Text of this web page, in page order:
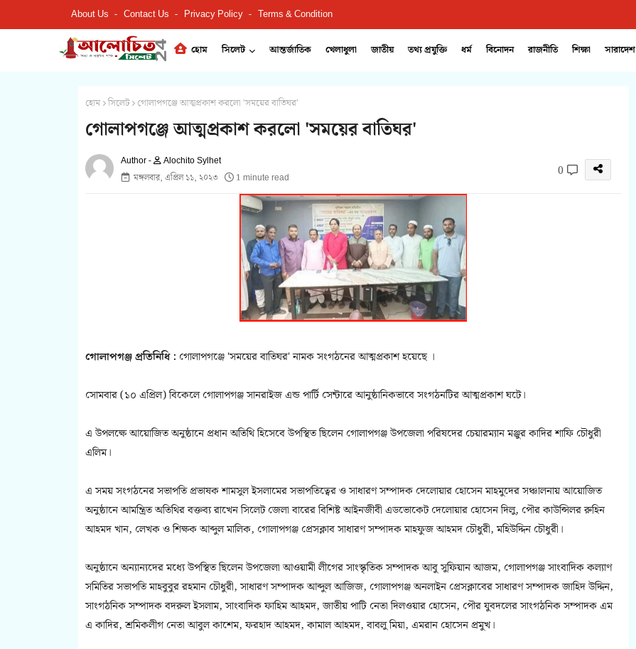
About Us Contact Us Privacy Policy Terms & Condition
হোম সিলেট আন্তর্জাতিক খেলাধুলা জাতীয় তথ্য প্রযুক্তি ধর্ম বিনোদন রাজনীতি শিক্ষা সারাদেশ
হোম সিলেট গোলাপগঞ্জে আত্মপ্রকাশ করলো 'সময়ের বাতিঘর'
গোলাপগঞ্জে আত্মপ্রকাশ করলো 'সময়ের বাতিঘর'
Alochito Sylhet
মঙ্গলবার, এপ্রিল ১১, ২০২৩
1 minute read 0
গোলাপগঞ্জ প্রতিনিধি : গোলাপগঞ্জে 'সময়ের বাতিঘর' নামক সংগঠনের আত্মপ্রকাশ হয়েছে ।
সোমবার (১০ এপ্রিল) বিকেলে গোলাপগঞ্জ সানরাইজ এন্ড পার্টি সেন্টারে আনুষ্ঠানিকভাবে সংগঠনটির আত্মপ্রকাশ ঘটে।
এ উপলক্ষে আয়োজিত অনুষ্ঠানে প্রধান অতিথি হিসেবে উপস্থিত ছিলেন গোলাপগঞ্জ উপজেলা পরিষদের চেয়ারম্যান মঞ্জুর কাদির শাফি চৌধুরী
এলিম।
এ সময় সংগঠনের সভাপতি প্রভাষক শামসুল ইসলামের সভাপতিত্বের ও সাধারণ সম্পাদক দেলোয়ার হোসেন মাহমুদের সঞ্চালনায় আয়োজিত
অনুষ্ঠানে আমন্ত্রিত অতিথির বক্তব্য রাখেন সিলেট জেলা বারের বিশিষ্ট আইনজীবী এডভোকেট দেলোয়ার হোসেন দিলু, পৌর কাউন্সিলর রুহিন
আহমদ খান, লেখক ও শিক্ষক আব্দুল মালিক, গোলাপগঞ্জ প্রেসক্লাব সাধারণ সম্পাদক মাহফুজ আহমদ চৌধুরী, মহিউদ্দিন চৌধুরী।
অনুষ্ঠানে অন্যান্যদের মধ্যে উপস্থিত ছিলেন উপজেলা আওয়ামী লীগের সাংস্কৃতিক সম্পাদক আবু সুফিয়ান আজম, গোলাপগঞ্জ সাংবাদিক কল্যাণ
সমিতির সভাপতি মাহবুবুর রহমান চৌধুরী, সাধারণ সম্পাদক আব্দুল আজিজ, গোলাপগঞ্জ অনলাইন প্রেসক্লাবের সাধারণ সম্পাদক জাহিদ উদ্দিন,
সাংগঠনিক সম্পাদক বদরুল ইসলাম, সাংবাদিক ফাহিম আহমদ, জাতীয় পাটি নেতা দিলওয়ার হোসেন, পৌর যুবদলের সাংগঠনিক সম্পাদক এম
এ কাদির, শ্রমিকলীগ নেতা আবুল কাশেম, ফরহাদ আহমদ, কামাল আহমদ, বাবলু মিয়া, এমরান হোসেন প্রমুখ।